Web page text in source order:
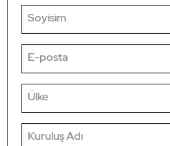
Soyisim
E-posta
Ülke
Kuruluş Adı